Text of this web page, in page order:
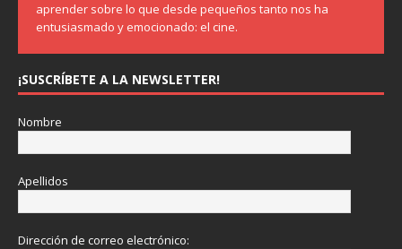
aprender sobre lo que desde pequeños tanto nos ha
entusiasmado y emocionado: el cine.
¡SUSCRÍBETE A LA NEWSLETTER!
Nombre
Apellidos
Dirección de correo electrónico: